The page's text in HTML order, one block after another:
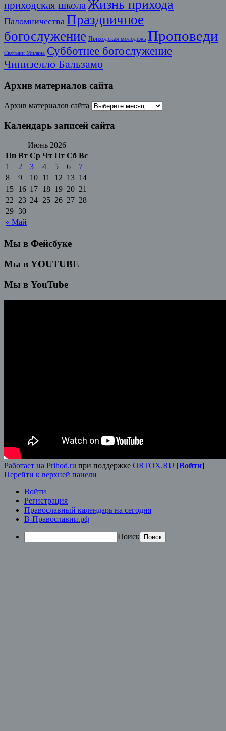
приходская школа Жизнь прихода
Паломничества Праздничное
богослужение Приходская молодежь Проповеди
Святыни Милана Субботнее богослужение
Чинизелло Бальзамо
Архив материалов сайта
Архив материалов сайта
Календарь записей сайта
Июнь 2026
Пн Вт Ср Чт Пт Сб Вс
« Май
1 2 3 4 5 6
7
8
9 10 11 12 13 14
15 16 17 18 19 20 21
22
23 24 25 26 27 28
29 30
Мы в Фейсбуке
Мы в YOUTUBE
Мы в YouTube
Работает на Prihod.ru при поддержке ORTOX.RU [Войти]
Перейти к верхней панели
Войти
Регистрация
Православный календарь на сегодня
В-Православии.рф
Поиск